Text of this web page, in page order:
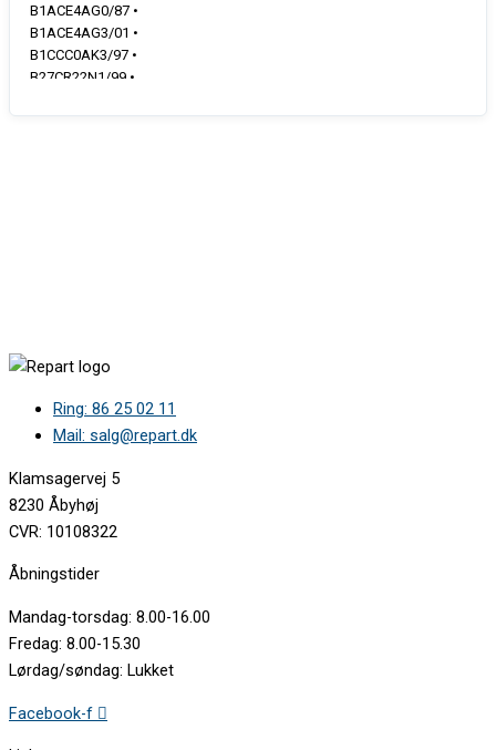
B1ACE4AG0/87 •
B1ACE4AG3/01 •
B1CCC0AK3/97 •
B27CR22N1/99 •
B27CR22N1/C1 •
B2ACH7AH0/38 •
B2CCJ7AK3/01 •
B3ACE2AG3/93 •
B5ACJ7AG3/01 •
B5ACJ7AG3/93 •
B5ACM7HN0S/50 •
B5ACM7HN0S/60 •
B5ACM7HN0S/63 •
B5ACM7HN0S/65 •
B5ACM7HN0S/72 •
B5ACM7HN0S/79 •
B5ACM7HN0S/87 •
B6ACJ7AG3/01 •
Ring: 86 25 02 11
Mail: salg@repart.dk
Klamsagervej 5
8230 Åbyhøj
CVR: 10108322
Åbningstider
Mandag-torsdag: 8.00-16.00
Fredag: 8.00-15.30
Lørdag/søndag: Lukket
Facebook-f